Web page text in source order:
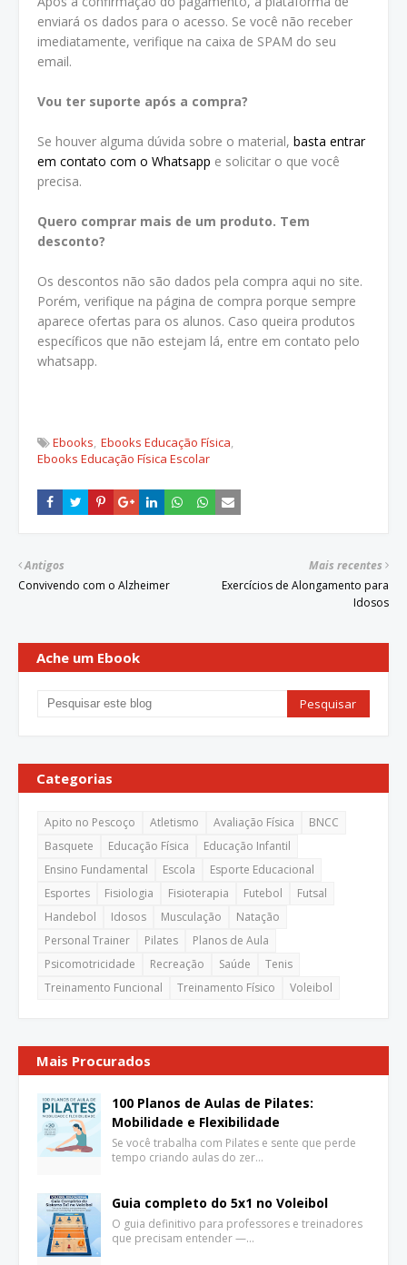
enviará os dados para o acesso. Se você não receber
imediatamente, verifique na caixa de SPAM do seu
email.
Vou ter suporte após a compra?
Se houver alguma dúvida sobre o material, basta entrar
em contato com o Whatsapp e solicitar o que você
precisa.
Quero comprar mais de um produto. Tem
desconto?
Os descontos não são dados pela compra aqui no site.
Porém, verifique na página de compra porque sempre
aparece ofertas para os alunos. Caso queira produtos
específicos que não estejam lá, entre em contato pelo
whatsapp.
Ebooks Ebooks Educação Física
Ebooks Educação Física Escolar
Mais recentes
Exercícios de Alongamento para
Idosos
Antigos
Convivendo com o Alzheimer
Ache um Ebook
Categorias
Apito no Pescoço Atletismo Avaliação Física
BNCC
Basquete
Educação Física
Educação Infantil
Ensino Fundamental
Escola
Esporte Educacional
Esportes
Fisiologia Fisioterapia Futebol
Futsal
Handebol
Idosos Musculação
Natação
Personal Trainer
Pilates
Planos de Aula
Psicomotricidade
Recreação Saúde
Tenis
Treinamento Funcional
Treinamento Físico Voleibol
Mais Procurados
100 Planos de Aulas de Pilates:
Mobilidade e Flexibilidade
Se você trabalha com Pilates e sente que perde
tempo criando aulas do zer…
Guia completo do 5x1 no Voleibol
O guia definitivo para professores e treinadores
que precisam entender —…